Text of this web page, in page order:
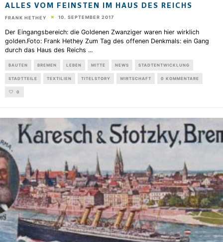
ALLES VOM FEINSTEN IM HAUS DES REICHS
FRANK HETHEY 10. SEPTEMBER 2017
Der Eingangsbereich: die Goldenen Zwanziger waren hier wirklich
golden.Foto: Frank Hethey Zum Tag des offenen Denkmals: ein Gang
durch das Haus des Reichs ...
BAUTEN BREMEN LEBEN MITTE NEWS STADTENTWICKLUNG
STADTTEILE TEXTILIEN TITELSTORY WIRTSCHAFT 0 KOMMENTARE
0